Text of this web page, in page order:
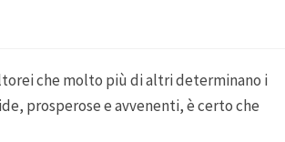
che molto più di altri determinano i
prosperose e avvenenti, è certo che